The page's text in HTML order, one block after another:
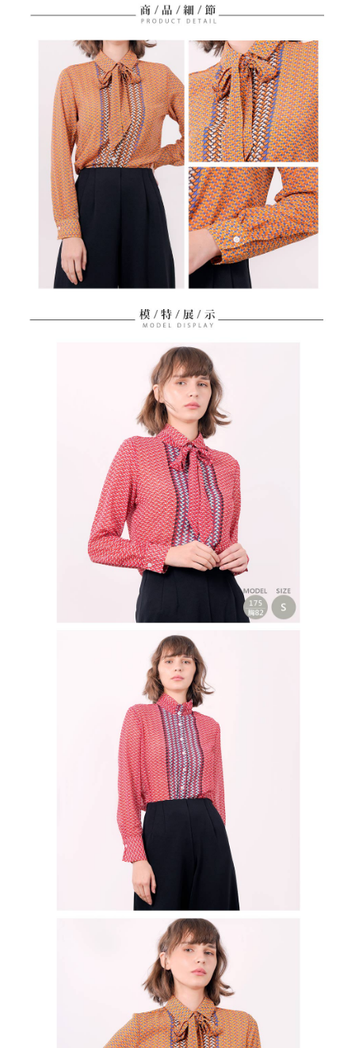
2.透過簡訊連結打開帳單後，可選擇「超商條碼／台灣大直營門市／銀行轉
帳／街口支付／iPASS MONEY」等通路繳費。
【注意事項】
1.本服務係由「台灣大哥大股份有限公司」（以下簡稱本公司）所提供，讓
用戶於交易時，得透過本服務購買商品或服務，並由商店將買賣／分期付款
買賣價金債權讓與本公司後，依約使用本公司帳單繳交帳款。
2.基於同意付款使用「大哥付你分期」之契約關係目的，商店將以您的個人
資料（包含姓名、電話或地址）提供予台灣大哥大進項蒐集、處理及利用，
由本公司與您本人進行分期帳單所需資料之確認、核對及更正。
3.完整用戶服務條款，請詳閱以下連結： https://oppay.tw/userRule
結帳頁面，進行簡訊認證並確認金額後，即可完成結帳。
２．訂單成立數日內，您將收到繳費通知簡訊。
３．收到繳費通知簡訊後14天內，點擊此簡訊中的連結，可透過四大超商／
ATM／網路銀行／等多元方式進行付款，方視為交易完成。
※ 請注意：結帳手續完成當下不需立刻繳費，但若您需要取消訂單，請聯絡
購買商品的店家。未經商家同意取消之訂單仍視為有效，需透過AFTEE先享
後付繳納相關費用。
※ 交易是否成功請以「AFTEE先享後付 」之結帳頁面顯示為準，若有關於
是否繳費成功／繳費後需取消欲退款等相關疑問，請聯繫「AFTEE先享後付
客戶支援中心」https://netprotections.freshdesk.com/support/home
【注意事項】
１．透過由恩沛科技股份有限公司提供之「AFTEE先享後付」服務完成之交
易，需依本服務之必要範圍內提供個人資料，並將交易相關給付款項請求債
權轉讓予恩沛科技股份有限公司。
２．關於個人資料處理事宜，請瀏覽以下網址：
https://aftee.tw/terms/#terms3
３．未成年的使用者請事先徵得法定代理人或監護人之同意方可使用
「AFTEE先享後付」，若未經同意申辦者引起之損失，本公司不負相關責
時審查核予不同之上限額度；若仍有額度不足之情形，本公司將視審查結果
恩沛科技股份有限公司將有權停止該用戶之使用額度並採取法律行動。
付款後全家取貨
萊爾富取貨付款
付款後萊爾富取貨
7-11取貨付款
付款後7-11取貨
免運費